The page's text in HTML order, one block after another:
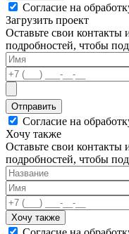
Согласие на
Загрузить проект
Оставьте свои
подробностей, чтобы
Отправить
Согласие на
Хочу также
Оставьте свои
подробностей, чтобы
Хочу также